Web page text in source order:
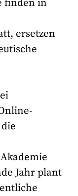
finden in
ersetzen
Jahr plant